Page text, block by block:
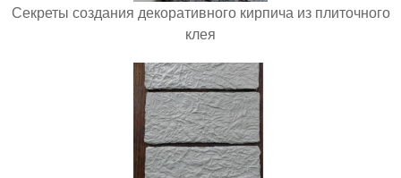
Секреты создания декоративного кирпича из плиточного
клея